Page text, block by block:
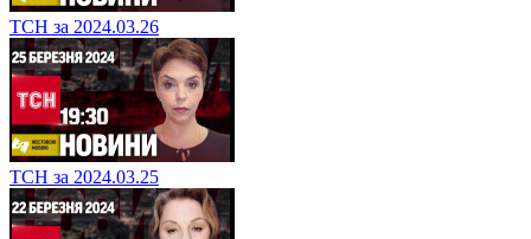
ТСН за 2024.03.26
ТСН за 2024.03.25